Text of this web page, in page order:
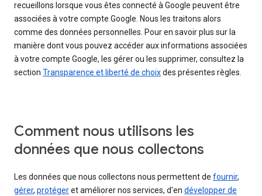
recueillons lorsque vous êtes connecté à Google peuvent être
associées à votre compte Google. Nous les traitons alors
comme des données personnelles. Pour en savoir plus sur la
manière dont vous pouvez accéder aux informations associées
à votre compte Google, les gérer ou les supprimer, consultez la
section Transparence et liberté de choixdes présentes règles.
Comment nous utilisons les
données que nous collectons
Les données que nous collectons nous permettent de fournir,
gérer, protégeret améliorer nos services, d'en développer de